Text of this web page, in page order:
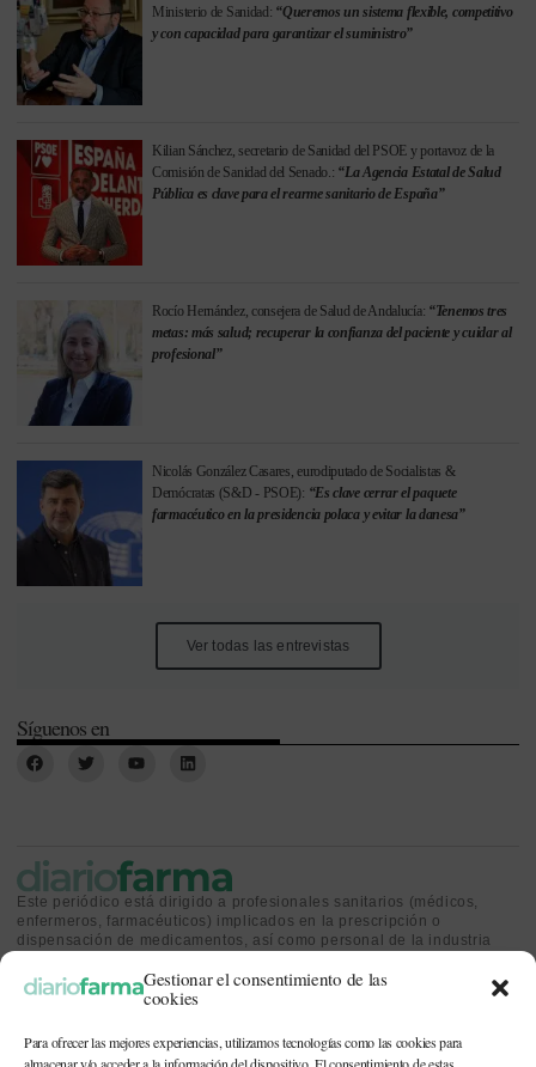
Gestionar el consentimiento de las
cookies
Para ofrecer las mejores experiencias, utilizamos tecnologías como las cookies para
Ministerio de Sanidad: “Queremos un sistema flexible, competitivo
y con capacidad para garantizar el suministro”
Kilian Sánchez, secretario de Sanidad del PSOE y portavoz de la
Comisión de Sanidad del Senado.: “La Agencia Estatal de Salud
Pública es clave para el rearme sanitario de España”
Rocío Hernández, consejera de Salud de Andalucía: “Tenemos tres
metas: más salud; recuperar la confianza del paciente y cuidar al
profesional”
Nicolás González Casares, eurodiputado de Socialistas &
Demócratas (S&D - PSOE): “Es clave cerrar el paquete
farmacéutico en la presidencia polaca y evitar la danesa”
Ver todas las entrevistas
Síguenos en
Este periódico está dirigido a profesionales sanitarios (médicos,
enfermeros, farmacéuticos) implicados en la prescripción o
dispensación de medicamentos, así como personal de la industria
sanitaria.